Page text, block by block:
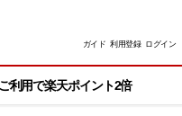
ガイド 利用登録 ログイン
利用で楽天ポイント2倍